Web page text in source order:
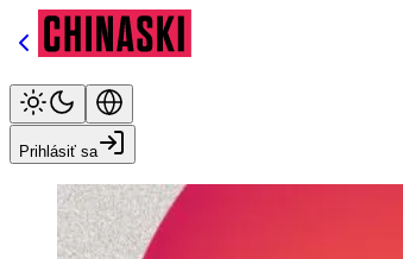
Prihlásiť sa